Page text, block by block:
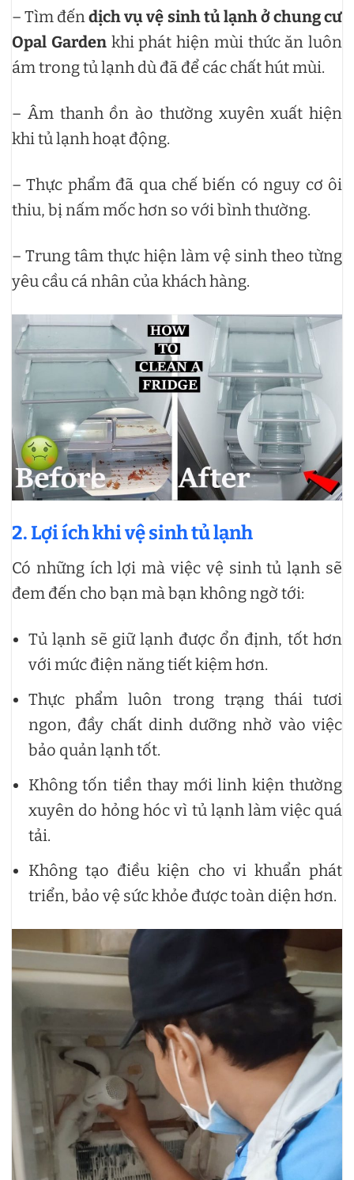
– Tìm đếndịch vụvệ sinh tủ lạnh ở chung cư
Opal Garden khi phát hiện mùi thức ăn luôn
ám trong tủ lạnh dù đã để các chất hút mùi.
– Âm thanh ồn ào thường xuyên xuất hiện
khi tủ lạnh hoạt động.
– Thực phẩm đã qua chế biến có nguy cơ ôi
thiu, bị nấm mốc hơn so với bình thường.
– Trung tâm thực hiện làm vệ sinh theo từng
yêu cầu cá nhân của khách hàng.
2. Lợi ích khi vệ sinh tủ lạnh
Có những ích lợi mà việc vệ sinh tủ lạnh sẽ
đem đến cho bạn mà bạn không ngờ tới:
Tủ lạnh sẽ giữ lạnh được ổn định, tốt hơn
với mức điện năng tiết kiệm hơn.
Thực phẩm luôn trong trạng thái tươi
ngon, đầy chất dinh dưỡng nhờ vào việc
bảo quản lạnh tốt.
Không tốn tiền thay mới linh kiện thường
xuyên do hỏng hóc vì tủ lạnh làm việc quá
tải.
Không tạo điều kiện cho vi khuẩn phát
triển, bảo vệ sức khỏe được toàn diện hơn.